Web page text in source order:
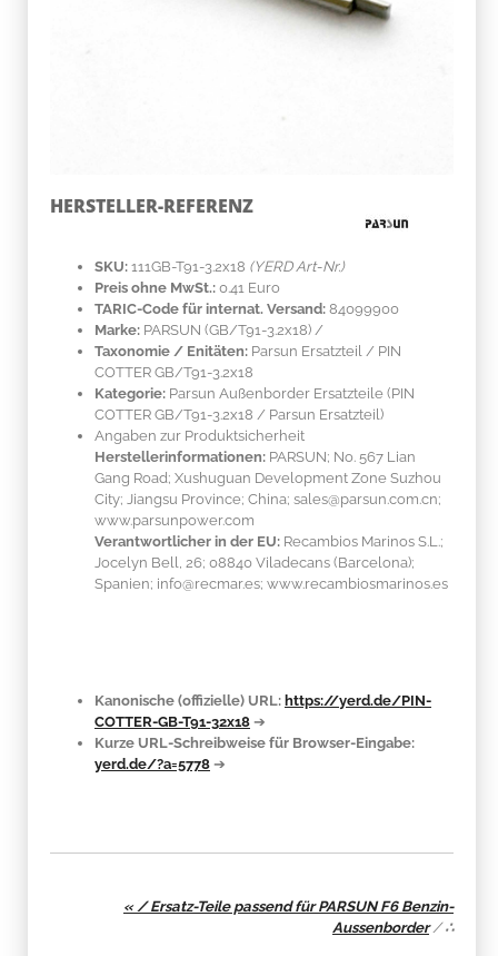
HERSTELLER-REFERENZ
SKU: 111GB-T91-3.2x18 (YERD Art-Nr.)
Preis ohne MwSt.: 0.41 Euro
TARIC-Code für internat. Versand: 84099900
Marke: PARSUN (GB/T91-3.2x18) /
Taxonomie / Enitäten: Parsun Ersatzteil / PIN
COTTER GB/T91-3.2x18
Kategorie: Parsun Außenborder Ersatzteile (PIN
COTTER GB/T91-3.2x18 / Parsun Ersatzteil)
Angaben zur Produktsicherheit
Herstellerinformationen: PARSUN; No. 567 Lian
Gang Road; Xushuguan Development Zone Suzhou
City; Jiangsu Province; China; sales@parsun.com.cn;
www.parsunpower.com
Verantwortlicher in der EU: Recambios Marinos S.L.;
Jocelyn Bell, 26; 08840 Viladecans (Barcelona);
Spanien; info@recmar.es; www.recambiosmarinos.es
Kanonische (offizielle) URL: https://yerd.de/PIN-
COTTER-GB-T91-32x18 ➔
Kurze URL-Schreibweise für Browser-Eingabe:
yerd.de/?a=5778 ➔
« / Ersatz-Teile passend für PARSUN F6 Benzin-
Aussenborder/∴